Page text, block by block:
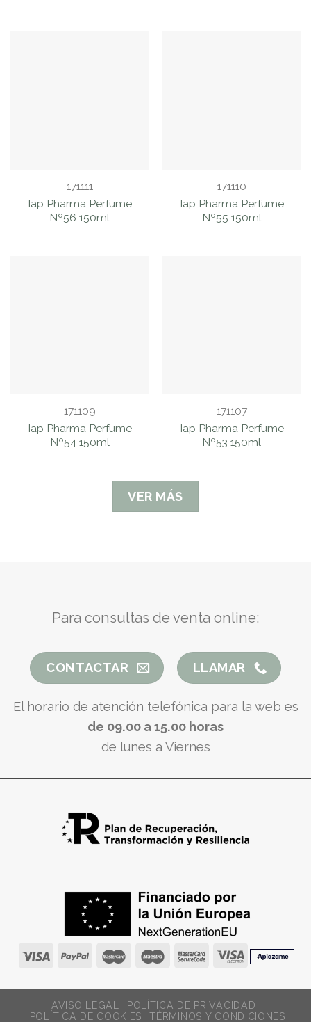
171111
Iap Pharma Perfume
Nº56 150ml
171110
Iap Pharma Perfume
Nº55 150ml
171109
Iap Pharma Perfume
Nº54 150ml
171107
Iap Pharma Perfume
Nº53 150ml
VER MÁS
Para consultas de venta online:
CONTACTAR LLAMAR
El horario de atención telefónica para la web es
de 09.00 a 15.00 horas
de lunes a Viernes
AVISO LEGAL
POLÍTICA DE PRIVACIDAD
POLÍTICA DE COOKIES
TÉRMINOS Y CONDICIONES